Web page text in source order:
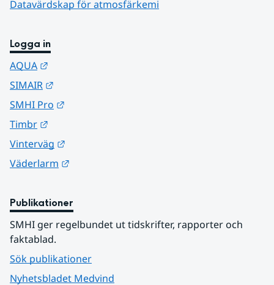
Datavärdskap för atmosfärkemi
Logga in
AQUA
SIMAIR
SMHI Pro
Timbr
Vinterväg
Väderlarm
Publikationer
SMHI ger regelbundet ut tidskrifter, rapporter och
faktablad.
Sök publikationer
Nyhetsbladet Medvind